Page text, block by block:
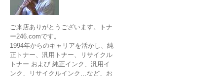
ご来店ありがとうございます。トナ
ー246.comです。
1994年からのキャリアを活かし、純
正トナー、汎用トナー、リサイクル
トナー および 純正インク、汎用イ
ンク、リサイクルインク…など、お